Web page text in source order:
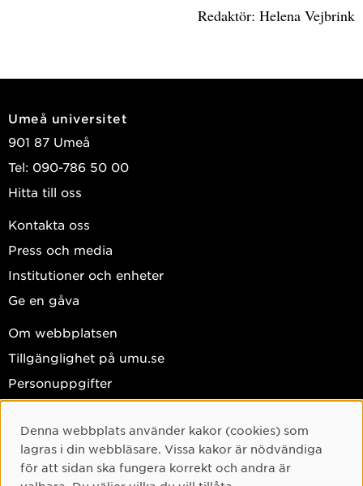
Redaktör: Helena Vejbrink
Umeå universitet
901 87 Umeå
Tel: 090-786 50 00
Hitta till oss
Kontakta oss
Press och media
Institutioner och enheter
Ge en gåva
Om webbplatsen
Tillgänglighet på umu.se
Personuppgifter
Facebook
Instagram
Cookie-samtycke
Denna webbplats använder kakor (cookies) som
lagras i din webbläsare. Vissa kakor är nödvändiga
för att sidan ska fungera korrekt och andra är